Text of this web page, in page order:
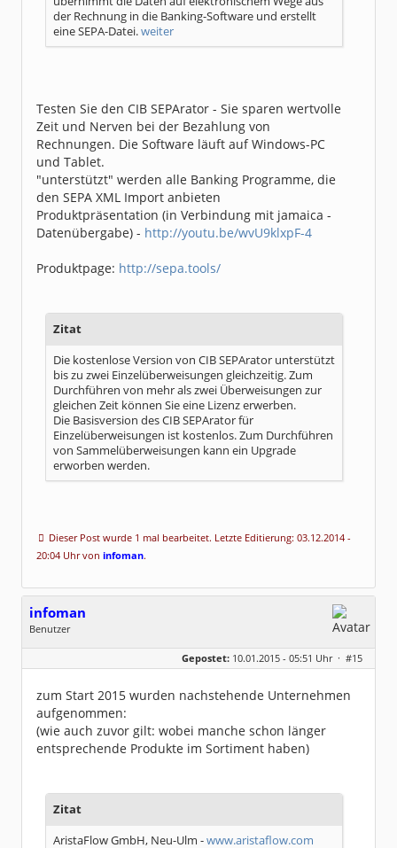
der Rechnung in die Banking-Software und erstellt
eine SEPA-Datei.weiter
Testen Sie den CIB SEPArator - Sie sparen wertvolle
Zeit und Nerven bei der Bezahlung von
Rechnungen. Die Software läuft auf Windows-PC
und Tablet.
"unterstützt" werden alle Banking Programme, die
den SEPA XML Import anbieten
Produktpräsentation (in Verbindung mit jamaica -
Datenübergabe) - http://youtu.be/wvU9klxpF-4
Produktpage: http://sepa.tools/
Zitat
Die kostenlose Version von CIB SEPArator unterstützt
bis zu zwei Einzelüberweisungen gleichzeitig. Zum
Durchführen von mehr als zwei Überweisungen zur
gleichen Zeit können Sie eine Lizenz erwerben.
Die Basisversion des CIB SEPArator für
Einzelüberweisungen ist kostenlos. Zum Durchführen
von Sammelüberweisungen kann ein Upgrade
erworben werden.
Dieser Post wurde 1 mal bearbeitet. Letzte Editierung: 03.12.2014 -
20:04 Uhr von infoman.
infoman
Benutzer
Geschlecht:
Dabei seit:
06 / 2008
Gepostet: 10.01.2015 - 05:51 Uhr · #15
zum Start 2015 wurden nachstehende Unternehmen
aufgenommen:
(wie auch zuvor gilt: wobei manche schon länger
entsprechende Produkte im Sortiment haben)
Zitat
AristaFlow GmbH, Neu-Ulm -www.aristaflow.com